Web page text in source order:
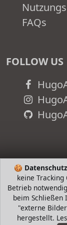
🍪
keine Tracking
Betrieb
beim Schließen
"externe
hergestellt.
FAQs
FOLLOW US